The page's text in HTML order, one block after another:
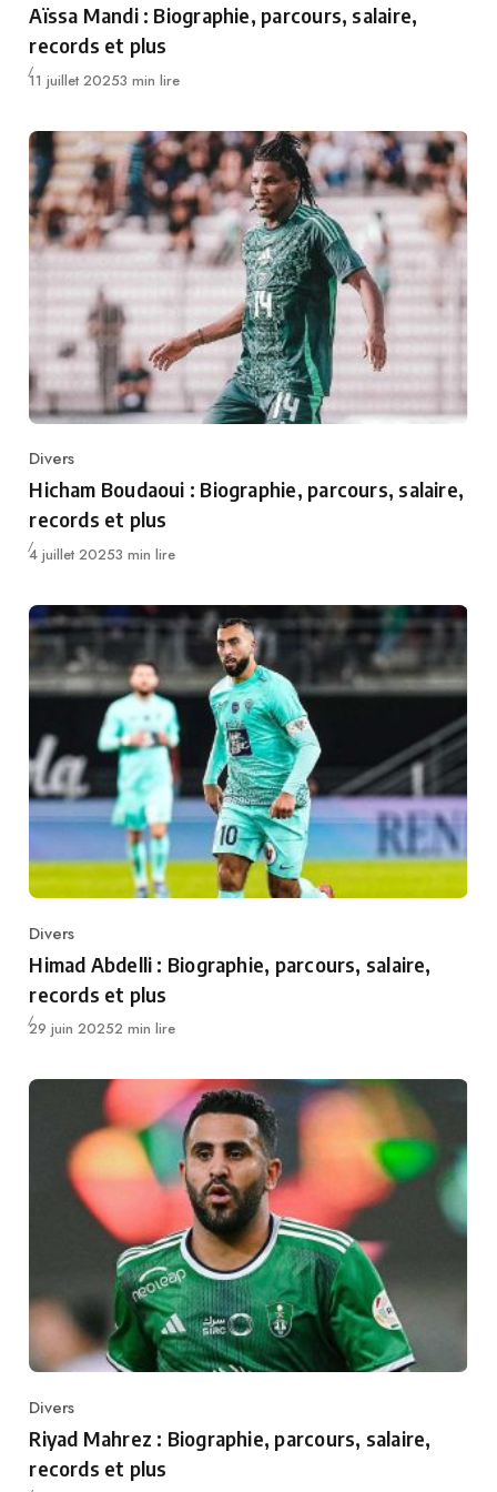
Aïssa Mandi : Biographie, parcours, salaire,
records et plus
Publié
11 juillet 20253 min lire
Category
Divers
Hicham Boudaoui : Biographie, parcours, salaire,
records et plus
Publié
4 juillet 20253 min lire
Category
Divers
Himad Abdelli : Biographie, parcours, salaire,
records et plus
Publié
29 juin 20252 min lire
Category
Divers
Riyad Mahrez : Biographie, parcours, salaire,
records et plus